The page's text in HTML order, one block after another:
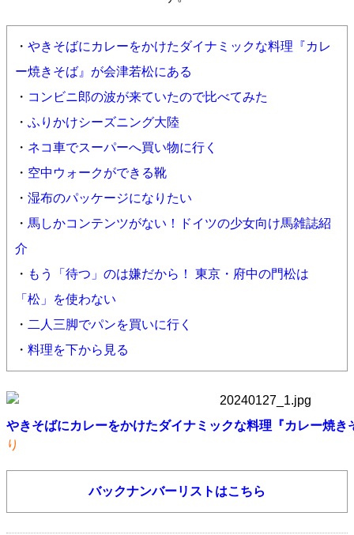
・ やきそばにカレーをかけたダイナミックな料理『カレ
ー焼きそば』が会津若松にある
・ コンビニ郎の波が来ていたので比べてみた
・ ふりかけシーズニング大陸
・ ネコ車でスーパーへ買い物に行く
・ 空中ウォークができる靴
・ 湿布のパッケージになりたい
・ 馬しかコンテンツがない！ドイツの少女向け馬雑誌紹
介
・ もう「待つ」のは嫌だから！ 東京・府中の門松は
「松」を使わない
・ 二人三脚でパンを買いに行く
・ 料理を下から見る
やきそばにカレーをかけたダイナミックな料理『カレー焼き
り
バックナンバーリストはこちら